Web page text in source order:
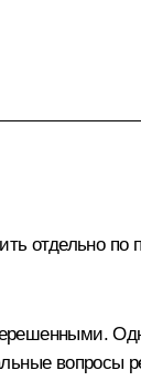
отдельно по
вопросы